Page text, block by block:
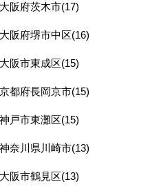
大阪府茨木市(17)
大阪府堺市中区(16)
大阪市東成区(15)
京都府長岡京市(15)
神戸市東灘区(15)
神奈川県川崎市(13)
大阪市鶴見区(13)